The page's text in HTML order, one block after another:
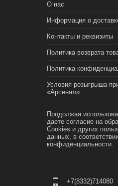
О нас
Информация о
Контакты и реквизиты
Политика возврата
Политика
Условия розыгрыша
«Арсенал»
Продолжая
даете согласие на
Cookies и других
данных, в
конфиденциальности.
+7(8332)714080